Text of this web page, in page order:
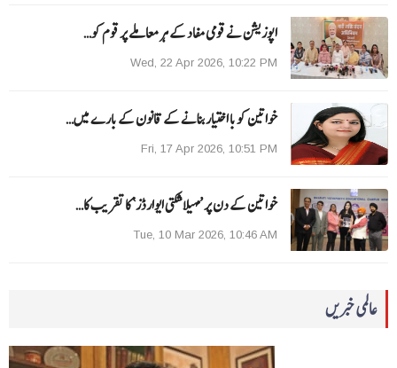
اپوزیشن نے قومی مفاد کے ہر معاملے پر قوم کو…
Wed, 22 Apr 2026, 10:22 PM
خواتین کو با اختیار بنانے کے قانون کے بارے میں…
Fri, 17 Apr 2026, 10:51 PM
خواتین کے دن پر ’مہیلا شکتی ایوارڈز‘ کا تقریب کا…
Tue, 10 Mar 2026, 10:46 AM
عالمی خبریں